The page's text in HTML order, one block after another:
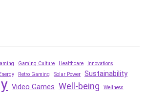
Gaming Culture Healthcare
Innovations
Retro Gaming Solar Power Sustainability
Video Games Well-being Wellness